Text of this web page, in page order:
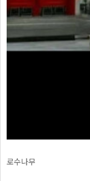
로수나무